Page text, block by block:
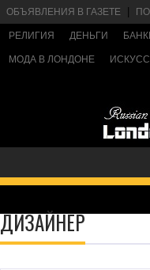
ОБЪЯВЛЕНИЯ В ГАЗЕТЕ
РЕЛИГИЯ ДЕНЬГИ
МОДА В ЛОНДОНЕ
ДИЗАЙНЕР